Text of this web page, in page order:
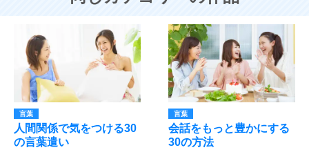
言葉
人間関係で気をつける30
の言葉遣い
言葉
会話をもっと豊かにする
30の方法